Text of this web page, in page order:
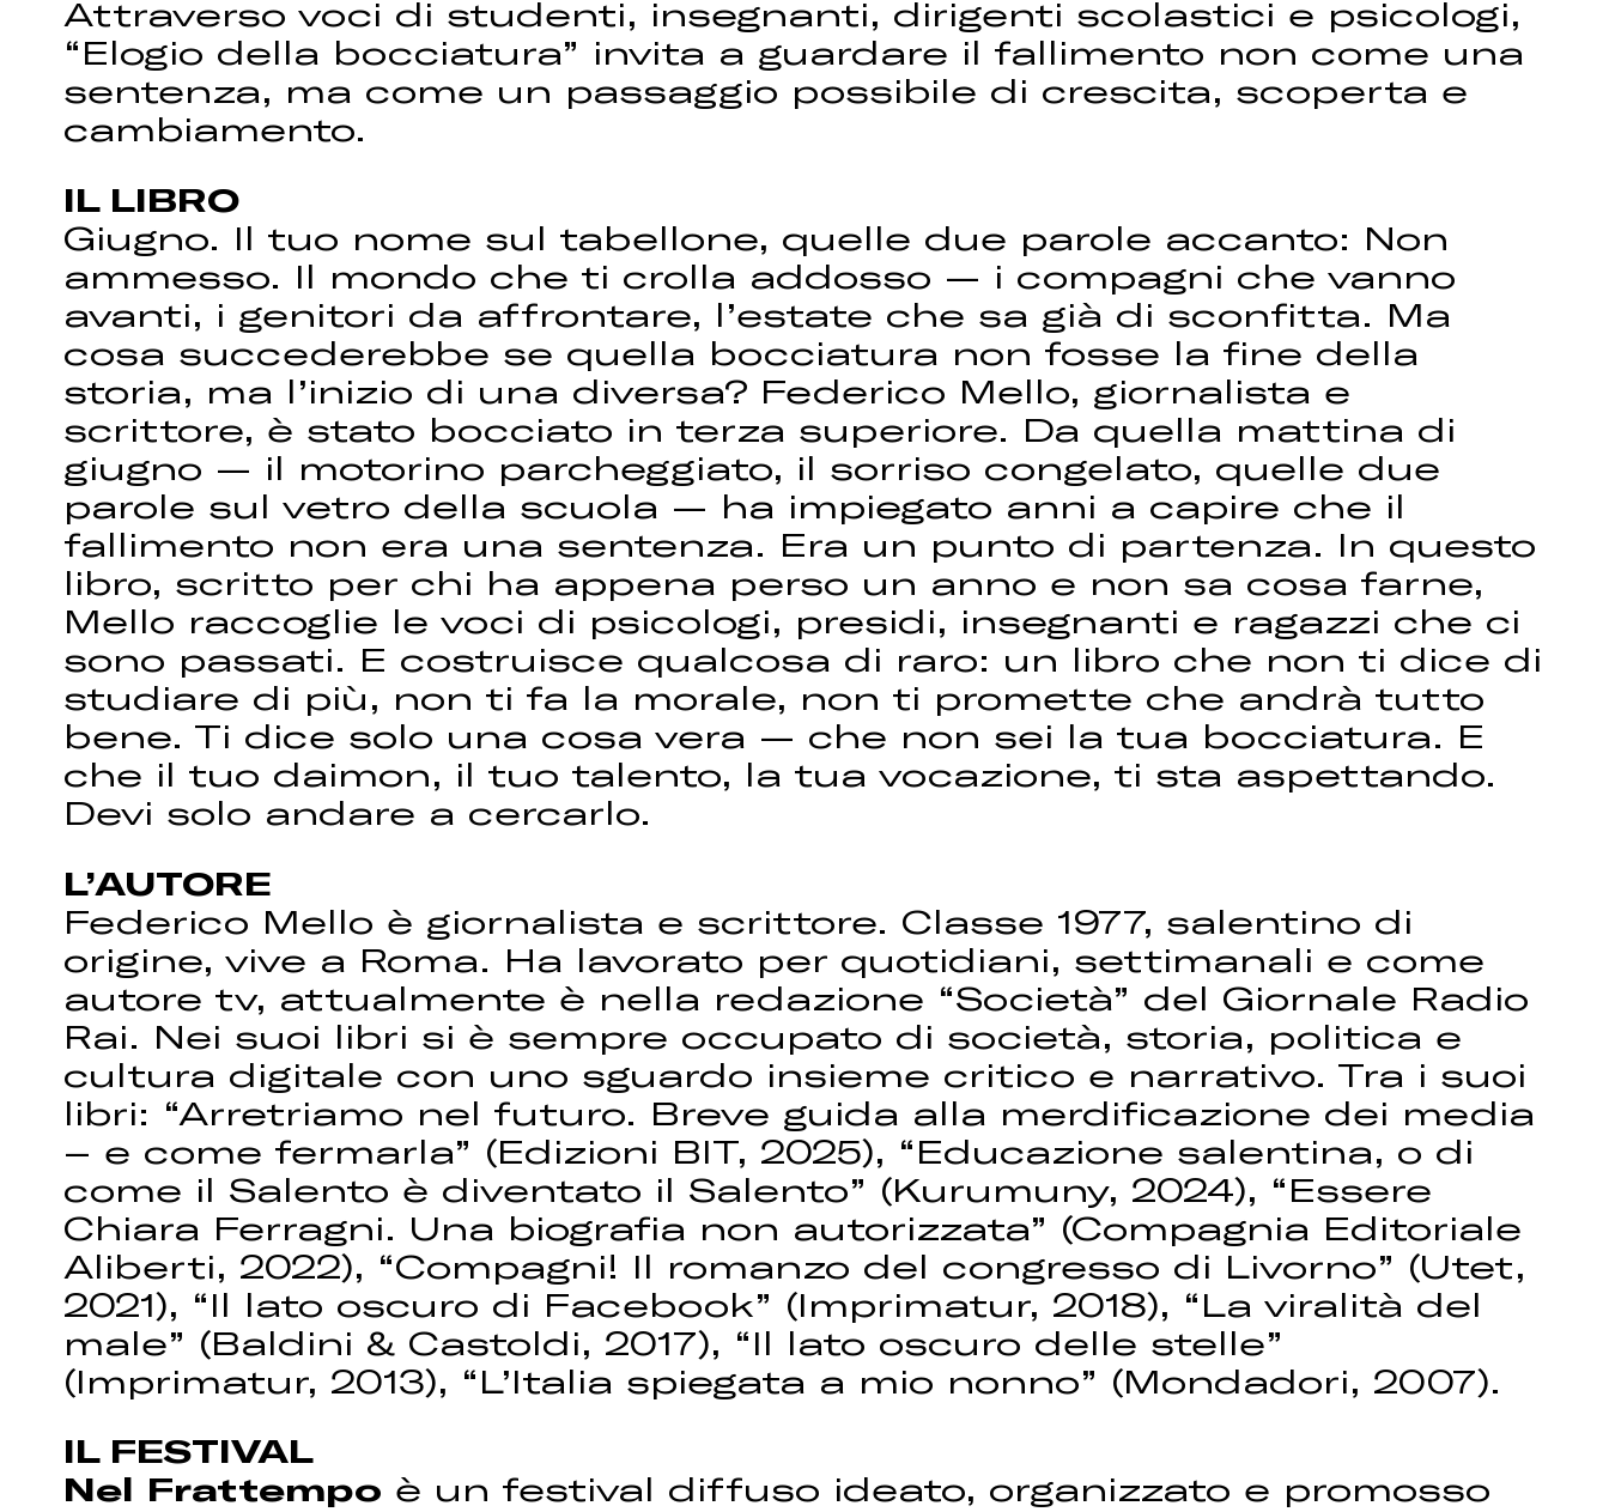
Attraverso voci di studenti, insegnanti, dirigenti scolastici e psicologi,
“Elogio della bocciatura” invita a guardare il fallimento non come una
sentenza, ma come un passaggio possibile di crescita, scoperta e
cambiamento.
IL LIBRO
Giugno. Il tuo nome sul tabellone, quelle due parole accanto: Non
ammesso. Il mondo che ti crolla addosso — i compagni che vanno
avanti, i genitori da affrontare, l’estate che sa già di sconfitta. Ma
cosa succederebbe se quella bocciatura non fosse la fine della
storia, ma l’inizio di una diversa? Federico Mello, giornalista e
scrittore, è stato bocciato in terza superiore. Da quella mattina di
giugno — il motorino parcheggiato, il sorriso congelato, quelle due
parole sul vetro della scuola — ha impiegato anni a capire che il
fallimento non era una sentenza. Era un punto di partenza. In questo
libro, scritto per chi ha appena perso un anno e non sa cosa farne,
Mello raccoglie le voci di psicologi, presidi, insegnanti e ragazzi che ci
sono passati. E costruisce qualcosa di raro: un libro che non ti dice di
studiare di più, non ti fa la morale, non ti promette che andrà tutto
bene. Ti dice solo una cosa vera — che non sei la tua bocciatura. E
che il tuo daimon, il tuo talento, la tua vocazione, ti sta aspettando.
Devi solo andare a cercarlo.
L’AUTORE
Federico Mello è giornalista e scrittore. Classe 1977, salentino di
origine, vive a Roma. Ha lavorato per quotidiani, settimanali e come
autore tv, attualmente è nella redazione “Società” del Giornale Radio
Rai. Nei suoi libri si è sempre occupato di società, storia, politica e
cultura digitale con uno sguardo insieme critico e narrativo. Tra i suoi
libri: “Arretriamo nel futuro. Breve guida alla merdificazione dei media
– e come fermarla” (Edizioni BIT, 2025), “Educazione salentina, o di
come il Salento è diventato il Salento” (Kurumuny, 2024), “Essere
Chiara Ferragni. Una biografia non autorizzata” (Compagnia Editoriale
Aliberti, 2022), “Compagni! Il romanzo del congresso di Livorno” (Utet,
2021), “Il lato oscuro di Facebook” (Imprimatur, 2018), “La viralità del
male” (Baldini & Castoldi, 2017), “Il lato oscuro delle stelle”
(Imprimatur, 2013), “L’Italia spiegata a mio nonno” (Mondadori, 2007).
IL FESTIVAL
Nel Frattempo è un festival diffuso ideato, organizzato e promosso